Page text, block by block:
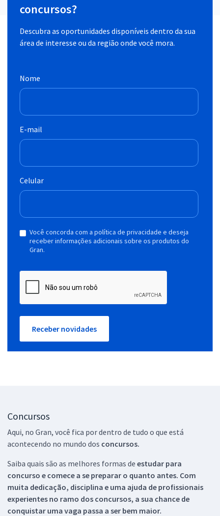
concursos?
Descubra as oportunidades disponíveis dentro da sua
área de interesse ou da região onde você mora.
Nome
E-mail
Celular
Você concorda com a política de privacidade e deseja
receber informações adicionais sobre os produtos do
Gran.
Receber novidades
Concursos
Aqui, no Gran, você fica por dentro de tudo o que está
acontecendo no mundo dos concursos.
Saiba quais são as melhores formas de estudar para
concurso e comece a se preparar o quanto antes. Com
muita dedicação, disciplina e uma ajuda de profissionais
experientes no ramo dos concursos, a sua chance de
conquistar uma vaga passa a ser bem maior.